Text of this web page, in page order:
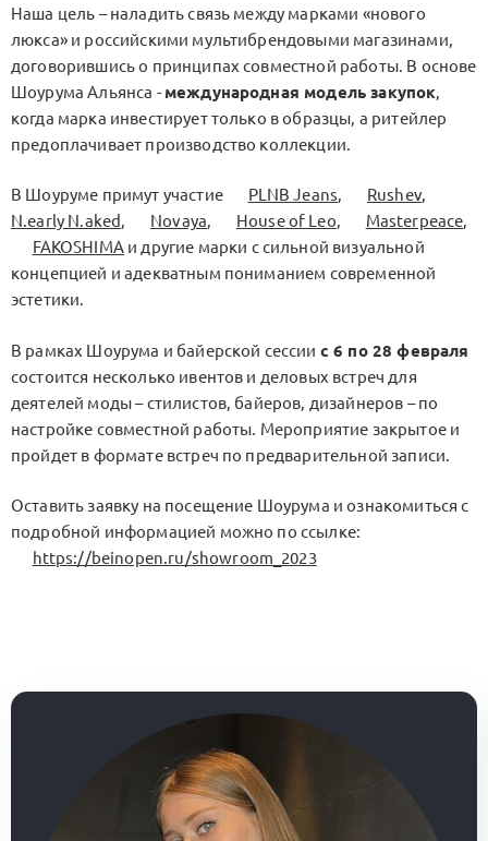
Наша цель – наладить связь между марками «нового
люкса» и российскими мультибрендовыми магазинами,
договорившись о принципах совместной работы. В основе
Шоурума Альянса - международная модель закупок,
когда марка инвестирует только в образцы, а ритейлер
предоплачивает производство коллекции.
В Шоуруме примут участие PLNB Jeans, Rushev,
N.early N.aked, Novaya, House of Leo, Masterpeace,
FAKOSHIMAи другие марки с сильной визуальной
концепцией и адекватным пониманием современной
эстетики.
В рамках Шоурума и байерской сессии с 6 по 28 февраля
состоится несколько ивентов и деловых встреч для
деятелей моды – стилистов, байеров, дизайнеров – по
настройке совместной работы. Мероприятие закрытое и
пройдет в формате встреч по предварительной записи.
Оставить заявку на посещение Шоурума и ознакомиться с
подробной информацией можно по ссылке:
https://beinopen.ru/showroom_2023